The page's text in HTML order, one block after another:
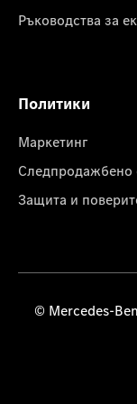
Ръководства за
Политики
Маркетинг
Следпродажбено
Защита и
© Mercedes-